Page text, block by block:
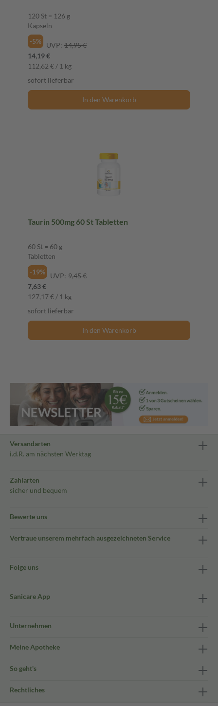
120 St = 126 g
Kapseln
-5%
UVP: 14,95 €
14,19 €
112,62 € / 1 kg
sofort lieferbar
In den Warenkorb
Taurin 500mg 60 St Tabletten
60 St = 60 g
Tabletten
-19%
UVP: 9,45 €
7,63 €
127,17 € / 1 kg
sofort lieferbar
In den Warenkorb
Versandarten
i.d.R. am nächsten Werktag
Zahlarten
sicher und bequem
Bewerte uns
Vertraue unserem mehrfach ausgezeichneten Service
Folge uns
Sanicare App
Unternehmen
Meine Apotheke
So geht's
Rechtliches